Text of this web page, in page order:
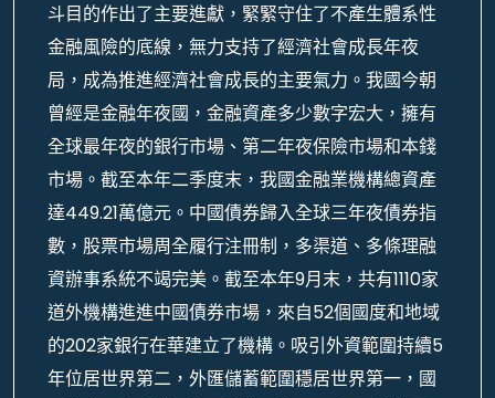
斗目的作出了主要進獻，緊緊守住了不產生體系性
金融風險的底線，無力支持了經濟社會成長年夜
局，成為推進經濟社會成長的主要氣力。我國今朝
曾經是金融年夜國，金融資產多少數字宏大，擁有
全球最年夜的銀行市場、第二年夜保險市場和本錢
市場。截至本年二季度末，我國金融業機構總資產
達449.21萬億元。中國債券歸入全球三年夜債券指
數，股票市場周全履行注冊制，多渠道、多條理融
資辦事系統不竭完美。截至本年9月末，共有1110家
道外機構進進中國債券市場，來自52個國度和地域
的202家銀行在華建立了機構。吸引外資範圍持續5
年位居世界第二，外匯儲蓄範圍穩居世界第一，國